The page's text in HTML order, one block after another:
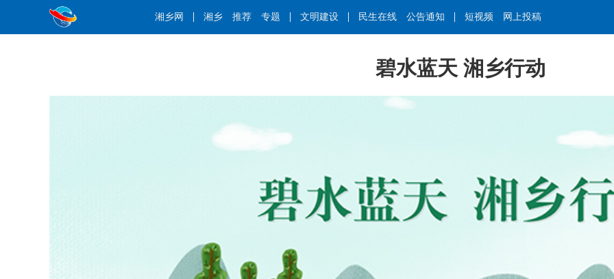
湘乡网 湘乡 推荐 专题 文明建设 民生在线 公告通知 短视频 网上投稿
碧水蓝天 湘乡行动